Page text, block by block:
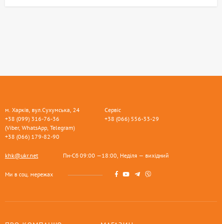
м. Харків, вул.Сухумська, 24
+38 (099) 316-76-36
(Viber, WhatsApp, Telegram)
+38 (066) 179-82-90
Сервіс
+38 (066) 556-33-29
khk@ukr.net Пн-Сб 09:00 —18:00, Неділя — вихідний
Ми в соц. мережах